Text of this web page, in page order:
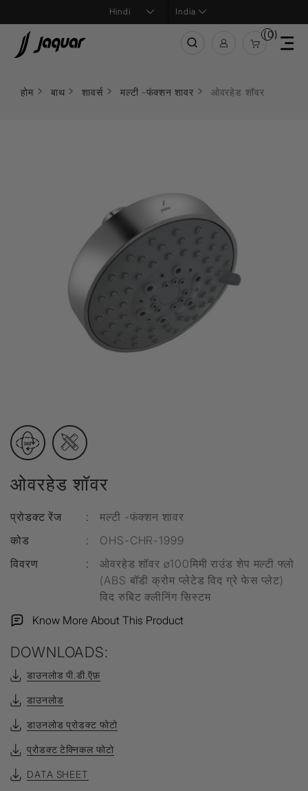
India
(0)
होम बाथ शावर्स मल्टी -फंक्शन शावर ओवरहेड शॉवर
ओवरहेड शॉवर
प्रोडक्ट रेंज :
मल्टी -फंक्शन शावर
कोड
:
OHS-CHR-1999
विवरण
:
ओवरहेड शॉवर ø100मिमी राउंड शेप मल्टी फ्लो
(ABS बॉडी क्रोम प्लेटेड विद ग्रे फेस प्लेट)
विद रुबिट क्लीनिंग सिस्टम
Know More About This Product
DOWNLOADS:
डाउनलोड पी.डी.ऍफ़
डाउनलोड
डाउनलोड प्रोडक्ट फोटो
प्रोडक्ट टेक्निकल फोटो
DATA SHEET